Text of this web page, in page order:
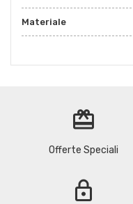
Materiale
redeem
Offerte Speciali
lock